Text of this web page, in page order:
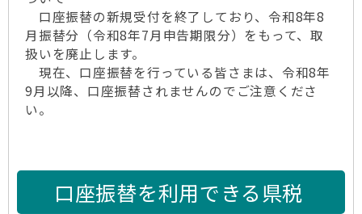
口座振替の新規受付を終了しており、令和8年8
月振替分（令和8年7月申告期限分）をもって、取
扱いを廃止します。
現在、口座振替を行っている皆さまは、令和8年
9月以降、口座振替されませんのでご注意くださ
い。
口座振替を利用できる県税